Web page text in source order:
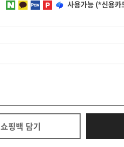
사용가능 (*신용카
쇼핑백 담기